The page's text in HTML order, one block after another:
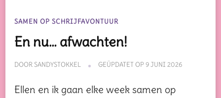
SAMEN OP SCHRIJFAVONTUUR
En nu… afwachten!
DOORSANDYSTOKKEL GEÜPDATET OP9 JUNI 2026
Ellen en ik gaan elke week samen op